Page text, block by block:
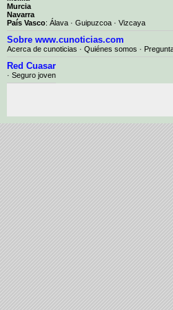
Murcia
Navarra
País Vasco: Álava · Guipuzcoa · Vizcaya
Sobre www.cunoticias.com
Acerca de cunoticias · Quiénes somos ·
Red Cuasar
· Seguro joven